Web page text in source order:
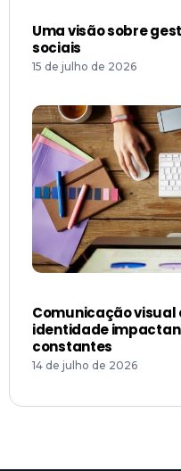
Uma visão sobre
sociais
15 de julho de 2026
Comunicação
identidade
constantes
14 de julho de 2026